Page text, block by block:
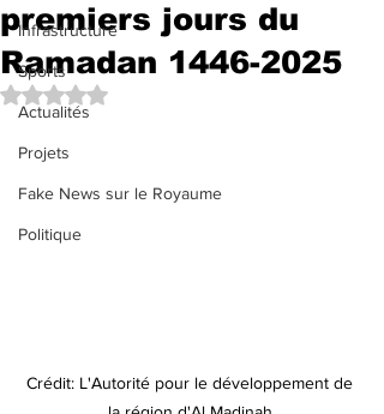
Infrastructure
Sports
Actualités
Projets
Fake News sur le Royaume
Politique
premiers jours du
Ramadan 1446-2025
Noté NaN étoiles sur 5.
Crédit: L'Autorité pour le développement de